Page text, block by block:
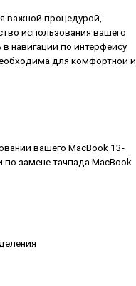
важной процедурой,
использования вашего
навигации по интерфейсу
для комфортной и
вашего MacBook 13-
замене тачпада MacBook